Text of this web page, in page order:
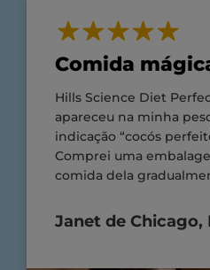
Comida
Hills Science Diet
apareceu na minha
indicação “cocós
Comprei uma
comida dela
COCÓS PERFEITOS!
Janet de Chicago,